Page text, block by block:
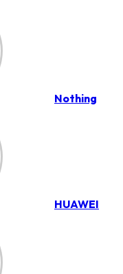
Nothing
HUAWEI